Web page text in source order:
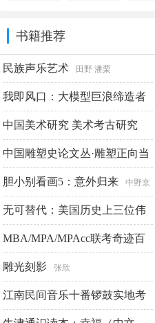
书籍推荐
民族声乐艺术 田野 潘栗
我即风口：大模型巨浪缔造者
理查德·罗伯茨
中国美术研究 美术考古研究
华东师范大学艺术研究所编
中国雕塑史论文丛·雕塑正向当
代艺术敞开 王林编著
胆小别看画5：意外归来 中野京
子
无可替代：美国历史上三位伟
大总统的自传 杰斐逊 林肯 罗斯福
MBA/MPA/MPAcc联考奇迹百
分百：逻辑辅导教程2011
雕光刻影 张欣
江南民间音乐十番锣鼓实地考